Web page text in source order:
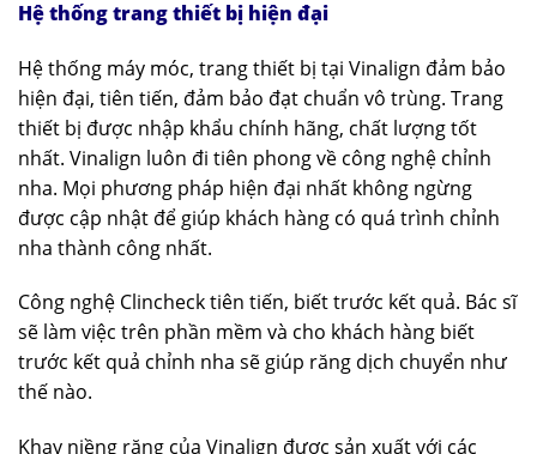
Hệ thống trang thiết bị hiện đại
Hệ thống máy móc, trang thiết bị tại Vinalign đảm bảo
hiện đại, tiên tiến, đảm bảo đạt chuẩn vô trùng. Trang
thiết bị được nhập khẩu chính hãng, chất lượng tốt
nhất. Vinalign luôn đi tiên phong về công nghệ chỉnh
nha. Mọi phương pháp hiện đại nhất không ngừng
được cập nhật để giúp khách hàng có quá trình chỉnh
nha thành công nhất.
Công nghệ Clincheck tiên tiến, biết trước kết quả. Bác sĩ
sẽ làm việc trên phần mềm và cho khách hàng biết
trước kết quả chỉnh nha sẽ giúp răng dịch chuyển như
thế nào.
Khay niềng răng của Vinalign được sản xuất với các